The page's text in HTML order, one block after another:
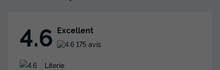
du 19/09/2026au26/09/2026
4.6 Excellent
175 avis
Literie